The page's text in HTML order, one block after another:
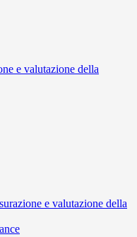
e valutazione della
e valutazione della